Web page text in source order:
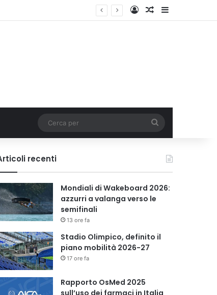
AccediUn articolo a
per
recenti
Mondiali di Wakeboard 2026:
azzurri a valanga verso le
semifinali
13 ore fa
Stadio Olimpico, definito il
piano mobilità 2026-27
17 ore fa
Rapporto OsMed 2025
sull’uso dei farmaci in Italia